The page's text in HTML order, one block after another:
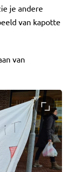
je andere
van kapotte
van